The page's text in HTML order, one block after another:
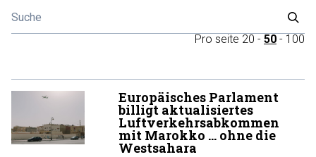
Pro seite 20 - 50 - 100
Europäisches Parlament
billigt aktualisiertes
Luftverkehrsabkommen
mit Marokko … ohne die
Westsahara